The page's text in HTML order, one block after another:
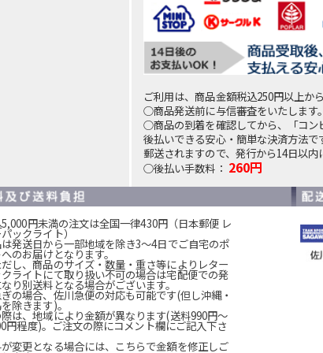
ご利用は、商品金額税込250円以上か
○商品発送前に与信審査をいたします。
○商品の到着を確認してから、「コン
後払いできる安心・簡単な決済方法
郵送されますので、発行から14日以内
○後払い手数料： 260円
円未満の注文は全国一律430円（日本郵便 レ
ックライト）
発送日から一部地域を除き3～4日でご自宅のポ
のお届けとなります。
し、商品のサイズ・数量・重さ等によりレター
ライトにて取り扱い不可の場合は宅配便での発
り別送料となる場合がございます。
の場合、佐川急便の対応も可能です(但し沖縄・
除きます)。
は、地域により金額が異なります(送料990円～
円程度)。ご注文の際にコメント欄にご記入下さ
変更となる場合には、こちらで金額を修正しご